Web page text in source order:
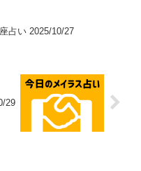
占い 2025/10/27
29